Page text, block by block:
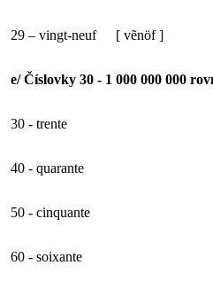
29 – vingt-neuf [ vẽnöf ]
e/ Číslovky 30 - 1 000 000 000
30 - trente
40 - quarante
50 - cinquante
60 - soixante